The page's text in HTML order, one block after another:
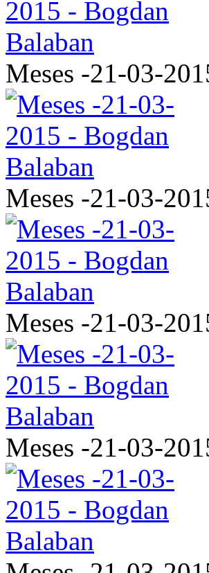
Meses -21-03-
Meses -21-03-
Meses -21-03-
Meses -21-03-